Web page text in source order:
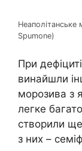
Неаполітанське
Spumone)
При
винайшли
морозива з
легке
створили
з них –